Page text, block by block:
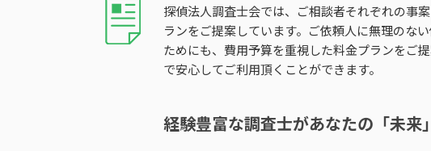
探偵法人調査士会では、ご相談者それぞれの事
ランをご提案しています。ご依頼人に無理のな
ためにも、費用予算を重視した料金プランをご
で安心してご利用頂くことができます。
経験豊富な調査士があなたの 「未